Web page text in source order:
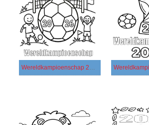
Wereldkampioenschap 2026 gratis afdrukbaar eenvoudig